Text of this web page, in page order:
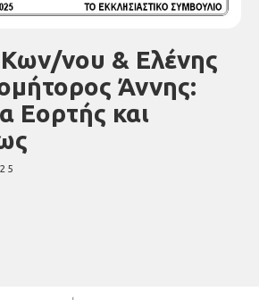
νου & Ελένης
Άννης:
Εορτής και